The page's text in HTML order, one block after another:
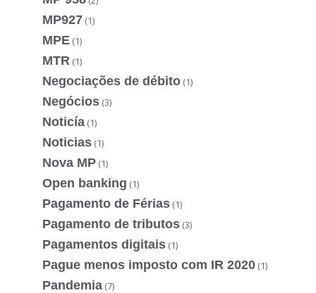
MP927 (1)
MPE (1)
MTR (1)
Negociações de débito (1)
Negócios (3)
Noticía (1)
Noticias (1)
Nova MP (1)
Open banking (1)
Pagamento de Férias (1)
Pagamento de tributos (3)
Pagamentos digitais (1)
Pague menos imposto com IR 2020 (1)
Pandemia (7)